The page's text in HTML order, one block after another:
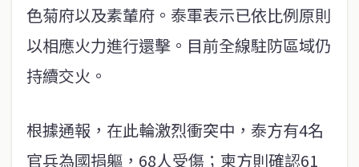
色菊府以及素輦府。泰軍表示已依比例原則
以相應火力進行還擊。目前全線駐防區域仍
持續交火。
根據通報，在此輪激烈衝突中，泰方有4名
官兵為國捐軀，68人受傷；柬方則確認61